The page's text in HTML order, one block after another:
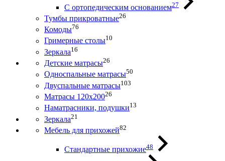
С ортопедическим основанием27
Тумбы прикроватные26
Комоды76
Гримерные столы10
Зеркала16
Детские матрасы26
Односпальные матрасы50
Двуспальные матрасы103
Матрасы 120х20026
Наматрасники, подушки13
Зеркала21
Мебель для прихожей82
Стандартные прихожие48